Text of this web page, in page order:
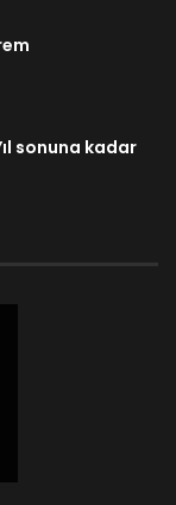
sonuna kadar